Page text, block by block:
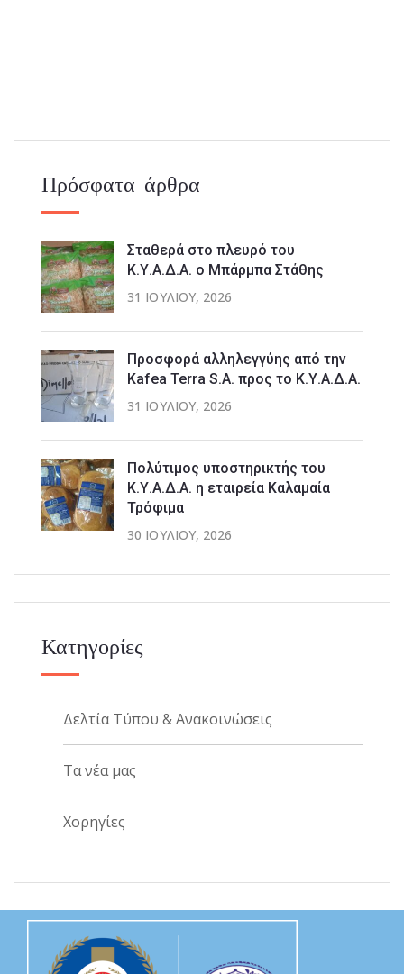
Πρόσφατα άρθρα
Σταθερά στο πλευρό του
Κ.Υ.Α.Δ.Α. ο Μπάρμπα Στάθης
31 ΙΟΥΛΊΟΥ, 2026
Προσφορά αλληλεγγύης από την
Kafea Terra S.A. προς το Κ.Υ.Α.Δ.Α.
31 ΙΟΥΛΊΟΥ, 2026
Πολύτιμος υποστηρικτής του
Κ.Υ.Α.Δ.Α. η εταιρεία Καλαμαία
Τρόφιμα
30 ΙΟΥΛΊΟΥ, 2026
Κατηγορίες
Δελτία Τύπου & Ανακοινώσεις
Τα νέα μας
Χορηγίες